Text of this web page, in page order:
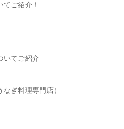
ご紹介！
いてご紹介
ぎ料理専門店）